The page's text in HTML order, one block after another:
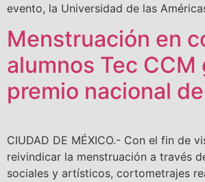
evento, la Universidad de las
Menstruación en
alumnos Tec CCM
premio nacional
CIUDAD DE MÉXICO.- Con el fin de
reivindicar la menstruación a través
sociales y artísticos, cortometrajes